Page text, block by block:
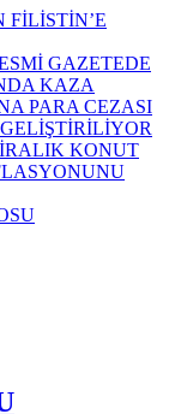
FİLİSTİN’E
GAZETEDE
KAZA
PARA CEZASI
KONUT